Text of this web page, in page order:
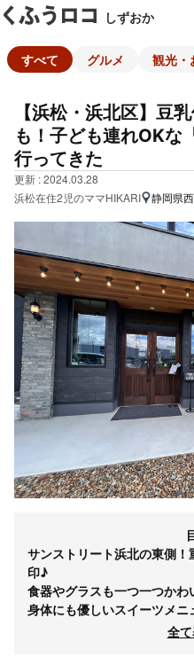
しずおか
すべて グルメ 観光・
【浜松・浜北区】豆
も！子ども連れOKな
行ってきた
更新 : 2024.03.28
浜松在住2児のママHIKARI
静岡県
サンストリート浜北の東側
印♪
食器やグラスも一つ一つかわ
身体にも優しいスイーツメニ
全